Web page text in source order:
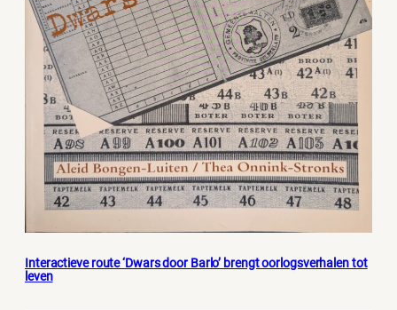
Interactieve route ‘Dwars door Barlo’ brengt oorlogsverhalen tot
leven